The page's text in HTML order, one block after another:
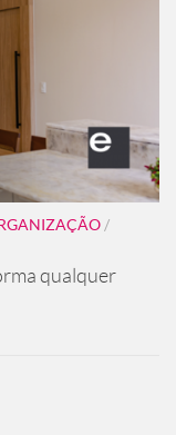
/
qualquer